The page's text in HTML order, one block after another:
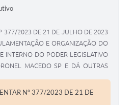
377/2023 DE 21 DE JULHO DE 2023
E ORGANIZAÇÃO DO
INTERNO DO PODER LEGISLATIVO
MACEDO SP E DÁ OUTRAS
Nº 377/2023 DE 21 DE